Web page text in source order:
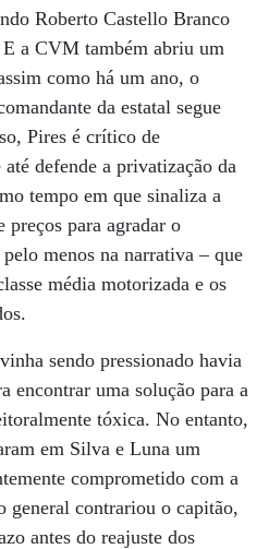
Roberto Castello Branco
a CVM também abriu um
como há um ano, o
da estatal segue
Pires é crítico de
defende a privatização da
tempo em que sinaliza a
preços para agradar o
menos na narrativa – que
média motorizada e os
sendo pressionado havia
encontrar uma solução para a
tóxica. No entanto,
em Silva e Luna um
comprometido com a
general contrariou o capitão,
antes do reajuste dos